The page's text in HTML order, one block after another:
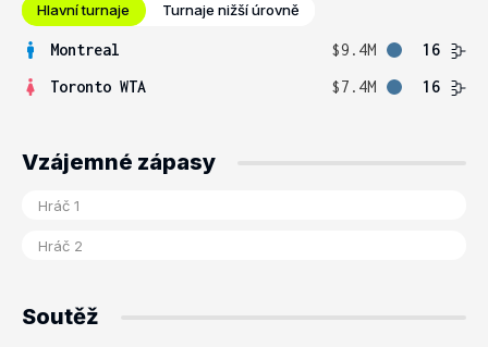
Hlavní turnaje Turnaje nižší úrovně
Montreal $9.4M
16
Toronto WTA
$7.4M 16
Vzájemné zápasy
Soutěž